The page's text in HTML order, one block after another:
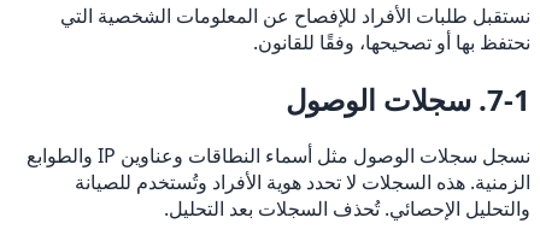
نستقبل طلبات الأفراد للإفصاح عن المعلومات الشخصية التي
نحتفظ بها أو تصحيحها، وفقًا للقانون.
7-1. سجلات الوصول
نسجل سجلات الوصول مثل أسماء النطاقات وعناوين IP والطوابع
الزمنية. هذه السجلات لا تحدد هوية الأفراد وتُستخدم للصيانة
والتحليل الإحصائي. تُحذف السجلات بعد التحليل.